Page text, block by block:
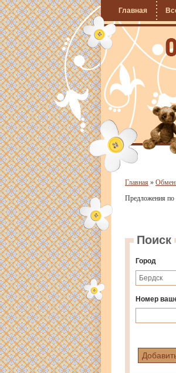
Главная
Главная » Обмен
Предложения по
Поиск
Город
Номер